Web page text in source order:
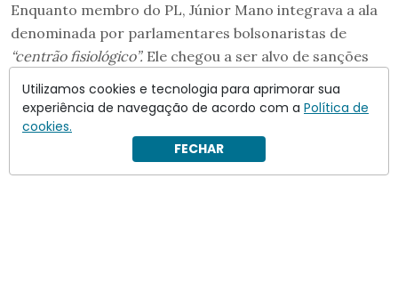
Enquanto membro do PL, Júnior Mano integrava a ala
denominada por parlamentares bolsonaristas de
“centrão fisiológico”. Ele chegou a ser alvo de sanções
na Câmara em virtude de votações que
acompanharam o governo. No último ano, ele foi
suspenso das comissões após votar a favor da
reestruturação ministerial.
Utilizamos cookies e tecnologia para aprimorar sua
experiência de navegação de acordo com a Política de
cookies.
FECHAR